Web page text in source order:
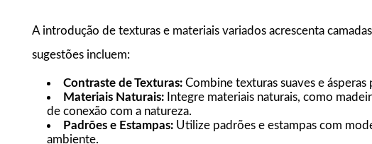
A introdução de texturas e materiais variados acrescenta
sugestões incluem:
Contraste de Texturas: Combine texturas suaves e
Materiais Naturais: Integre materiais naturais, como
de conexão com a natureza.
Padrões e Estampas: Utilize padrões e estampas com
ambiente.